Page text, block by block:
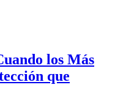
los Más
que